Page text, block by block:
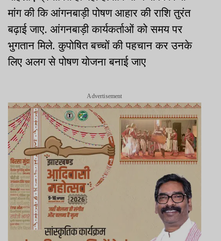
मांग की कि आंगनबाड़ी पोषण आहार की राशि तुरंत
बढ़ाई जाए. आंगनबाड़ी कार्यकर्ताओं को समय पर
भुगतान मिले. कुपोषित बच्चों की पहचान कर उनके
लिए अलग से पोषण योजना बनाई जाए
Advertisement